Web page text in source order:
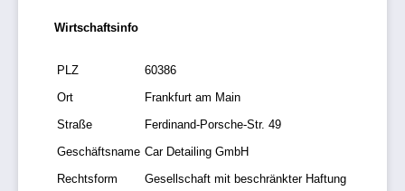
Wirtschaftsinfo
PLZ
60386
Ort
Frankfurt am Main
Straße
Ferdinand-Porsche-Str. 49
Geschäftsname Car Detailing GmbH
Rechtsform
Gesellschaft mit beschränkter Haftung